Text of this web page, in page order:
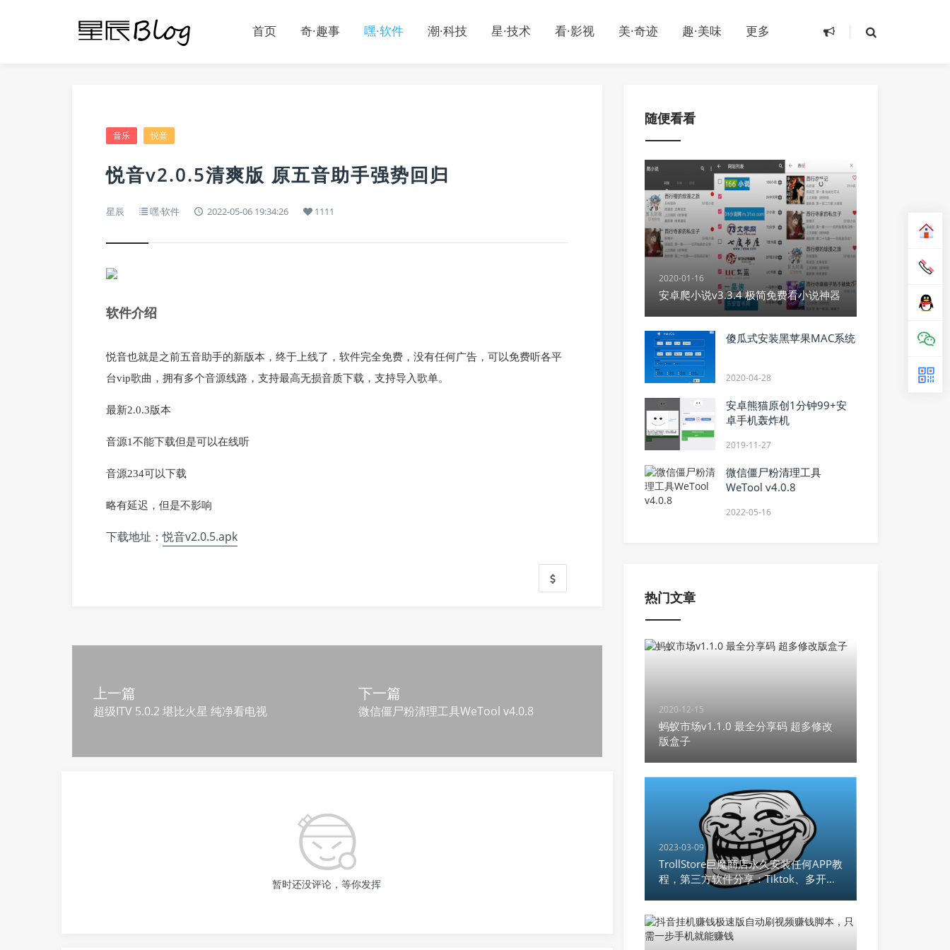
首页 奇·趣事 嘿·软件 潮·科技 星·技术 看·影视 美·奇迹 趣·美味 更多
音乐 悦音
悦音v2.0.5清爽版 原五音助手强势回归
星辰 嘿·软件 2022-05-06 19:34:26 1111
软件介绍
悦音也就是之前五音助手的新版本，终于上线了，软件完全免费，没有任何广告，可以免费听各平
台vip歌曲，拥有多个音源线路，支持最高无损音质下载，支持导入歌单。
最新2.0.3版本
音源1不能下载但是可以在线听
音源234可以下载
略有延迟，但是不影响
下载地址：悦音v2.0.5.apk
上一篇
超级ITV 5.0.2 堪比火星 纯净看电视
下一篇
微信僵尸粉清理工具WeTool v4.0.8
暂时还没评论，等你发挥
随便看看
2020-01-16
安卓爬小说v3.3.4 极简免费看小说神器
傻瓜式安装黑苹果MAC系统
2020-04-28
安卓熊猫原创1分钟99+安
卓手机轰炸机
2019-11-27
微信僵尸粉清理工具
WeTool v4.0.8
2022-05-16
热门文章
2020-12-15
蚂蚁市场v1.1.0 最全分享码 超多修改
版盒子
2023-03-09
TrollStore巨魔商店永久安装任何APP教
程，第三方软件分享：Tiktok、多开微
信、unc0ver，支持